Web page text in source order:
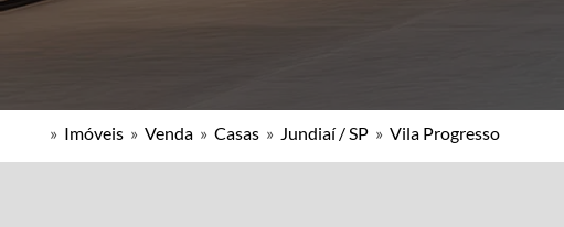
» Imóveis » Venda » Casas » Jundiaí / SP » Vila Progresso